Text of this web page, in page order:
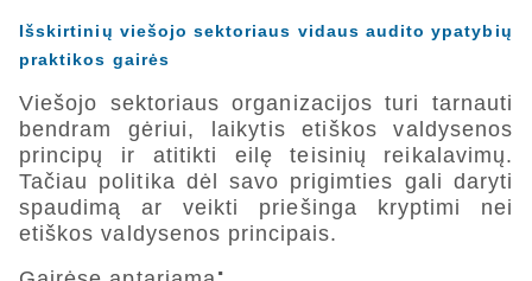
Išskirtinių viešojo sektoriaus vidaus audito ypatybių
praktikos gairės
Viešojo sektoriaus organizacijos turi tarnauti
bendram gėriui, laikytis etiškos valdysenos
principų ir atitikti eilę teisinių reikalavimų.
Tačiau politika dėl savo prigimties gali daryti
spaudimą ar veikti priešinga kryptimi nei
etiškos valdysenos principais.